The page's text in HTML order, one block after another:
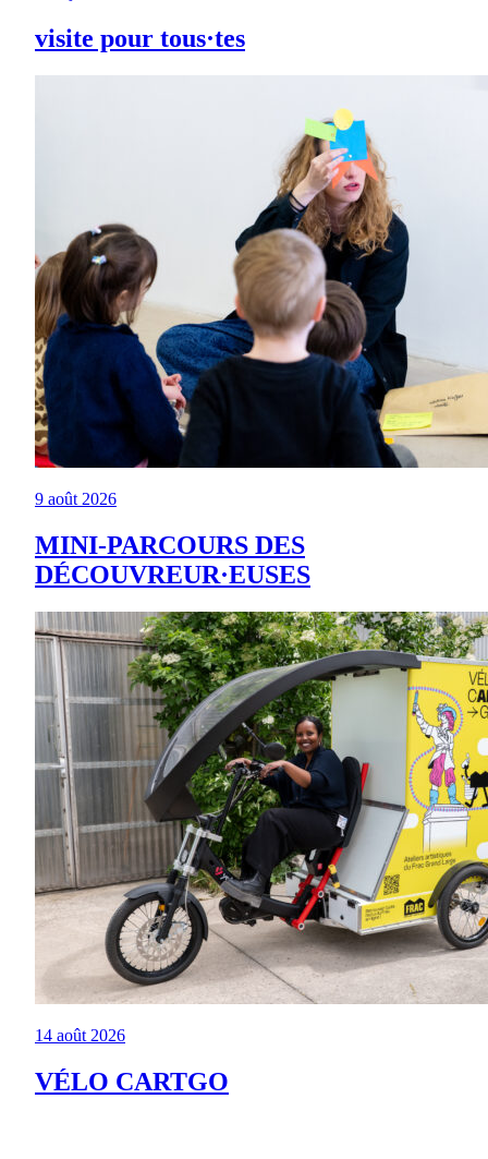
visite pour tous·tes
9 août 2026
MINI-PARCOURS DES
DÉCOUVREUR·EUSES
14 août 2026
VÉLO CARTGO